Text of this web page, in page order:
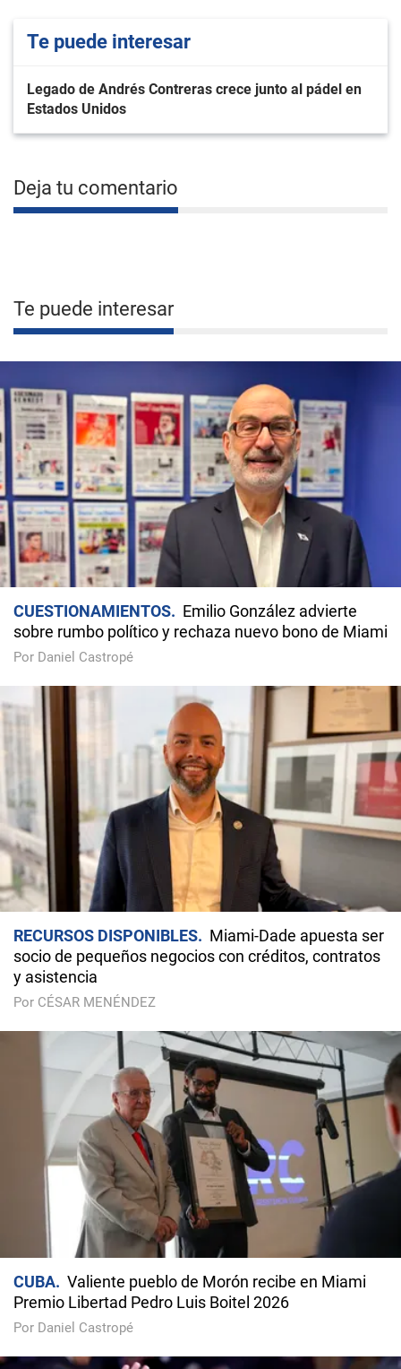
Te puede interesar
Legado de Andrés Contreras crece junto al pádel en
Estados Unidos
Deja tu comentario
Te puede interesar
CUESTIONAMIENTOS
Emilio González advierte
sobre rumbo político y rechaza nuevo bono de Miami
Por Daniel Castropé
RECURSOS DISPONIBLES
Miami-Dade apuesta ser
socio de pequeños negocios con créditos, contratos
y asistencia
Por CÉSAR MENÉNDEZ
CUBA
Valiente pueblo de Morón recibe en Miami
Premio Libertad Pedro Luis Boitel 2026
Por Daniel Castropé